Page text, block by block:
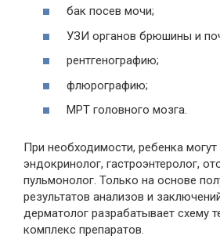
бак посев мочи;
УЗИ органов брюшины и
рентгенографию;
флюрографию;
МРТ головного мозга.
При необходимости, ребенка могут
эндокринолог, гастроэнтеролог,
пульмонолог. Только на основе
результатов анализов и
дерматолог разрабатывает схему
комплекс препаратов.